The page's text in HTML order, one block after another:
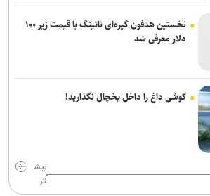
نخستین هدفون گیره‌ای ناتینگ با قیمت زیر ۱۰۰
دلار معرفی شد
گوشی داغ را داخل یخچال نگذارید!
بیش
تر